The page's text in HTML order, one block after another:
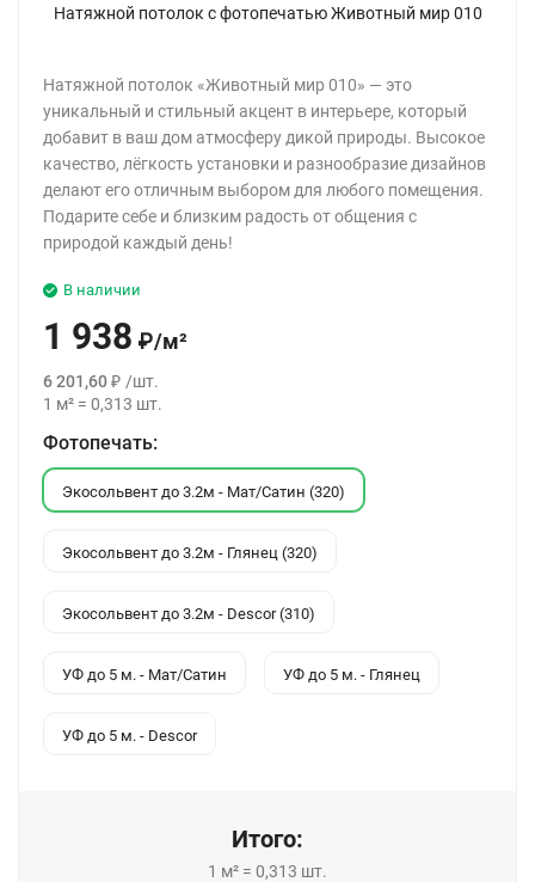
Натяжной потолок с фотопечатью Животный мир 010
Натяжной потолок «Животный мир 010» — это
уникальный и стильный акцент в интерьере, который
добавит в ваш дом атмосферу дикой природы. Высокое
качество, лёгкость установки и разнообразие дизайнов
делают его отличным выбором для любого помещения.
Подарите себе и близким радость от общения с
природой каждый день!
В наличии
1 938 ₽/м²
6 201,60₽ /шт.
1 м² = 0,313 шт.
Фотопечать:
Экосольвент до 3.2м - Мат/Сатин (320)
Экосольвент до 3.2м - Глянец (320)
Экосольвент до 3.2м - Descor (310)
УФ до 5 м. - Мат/Сатин УФ до 5 м. - Глянец
УФ до 5 м. - Descor
Итого:
1 м² = 0,313 шт.